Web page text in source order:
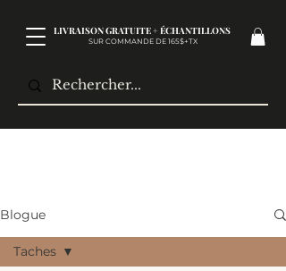
LIVRAISON GRATUITE + ÉCHANTILLONS
SUR COMMANDE DE 165$+TX​
Blogue
Taches